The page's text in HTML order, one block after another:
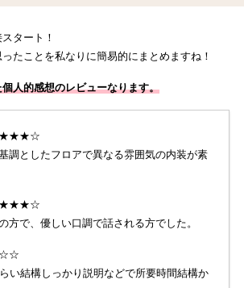
タート！
たことを私なりに簡易的にまとめますね！
人的感想のレビューなります。
調としたフロアで異なる雰囲気の内装が素
方で、優しい口調で話される方でした。
い結構しっかり説明などで所要時間結構か